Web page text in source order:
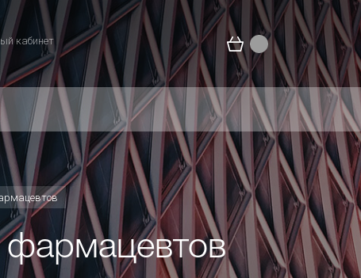
кабинет